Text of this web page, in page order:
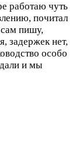
работаю чуть
почитал
пишу,
задержек нет,
особо
и мы